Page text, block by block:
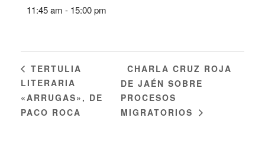
11:45 am - 15:00 pm
TERTULIA
LITERARIA
«ARRUGAS», DE
PACO ROCA
CHARLA CRUZ ROJA
DE JAÉN SOBRE
PROCESOS
MIGRATORIOS